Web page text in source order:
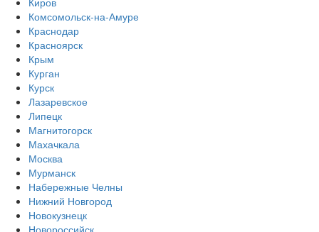
Комсомольск-на-Амуре
Краснодар
Красноярск
Крым
Курган
Курск
Лазаревское
Липецк
Магнитогорск
Махачкала
Москва
Мурманск
Набережные Челны
Нижний Новгород
Новокузнецк
Новороссийск